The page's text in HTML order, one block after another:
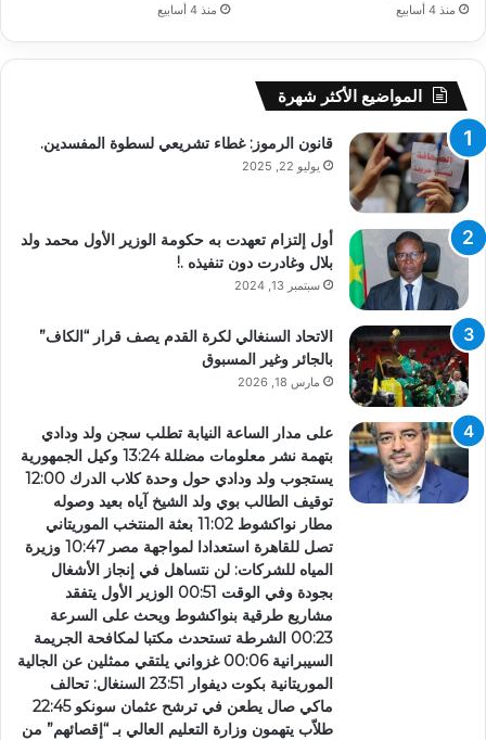
منذ 4 أسابيع منذ 4 أسابيع
المواضيع الأكثر شهرة
قانون الرموز: غطاء تشريعي لسطوة المفسدين.
يوليو 22, 2025
أول إلتزام تعهدت به حكومة الوزير الأول محمد ولد
بلال وغادرت دون تنفيذه .!
سبتمبر 13, 2024
الاتحاد السنغالي لكرة القدم يصف قرار “الكاف”
بالجائر وغير المسبوق
مارس 18, 2026
على مدار الساعة النيابة تطلب سجن ولد ودادي
بتهمة نشر معلومات مضللة 13:24 وكيل الجمهورية
يستجوب ولد ودادي حول وحدة كلاب الدرك 12:00
توقيف الطالب بوي ولد الشيخ آياه بعيد وصوله
مطار نواكشوط 11:02 بعثة المنتخب الموريتاني
تصل للقاهرة استعدادا لمواجهة مصر 10:47 وزيرة
المياه للشركات: لن نتساهل في إنجاز الأشغال
بجودة وفي الوقت 00:51 الوزير الأول يتفقد
مشاريع طرقية بنواكشوط ويحث على السرعة
00:23 الشرطة تستحدث مكتبا لمكافحة الجريمة
السيبرانية 00:06 غزواني يلتقي ممثلين عن الجالية
الموريتانية بكوت ديفوار 23:51 السنغال: تحالف
ماكي صال يطعن في ترشح عثمان سونكو 22:45
طلاّب يتهمون وزارة التعليم العالي بـ “إقصائهم” من